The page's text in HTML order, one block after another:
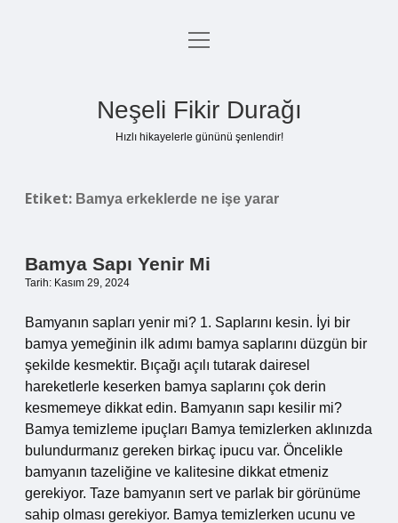
Anasayfa
menüyü
Neşeli Fikir Durağı
Hızlı hikayelerle gününü şenlendir!
Etiket: Bamya erkeklerde ne işe yarar
Bamya Sapı Yenir Mi
Tarih: Kasım 29, 2024
Bamyanın sapları yenir mi? 1. Saplarını kesin. İyi bir
bamya yemeğinin ilk adımı bamya saplarını düzgün bir
şekilde kesmektir. Bıçağı açılı tutarak dairesel
hareketlerle keserken bamya saplarını çok derin
kesmemeye dikkat edin. Bamyanın sapı kesilir mi?
Bamya temizleme ipuçları Bamya temizlerken aklınızda
bulundurmanız gereken birkaç ipucu var. Öncelikle
bamyanın tazeliğine ve kalitesine dikkat etmeniz
gerekiyor. Taze bamyanın sert ve parlak bir görünüme
sahip olması gerekiyor. Bamya temizlerken ucunu ve